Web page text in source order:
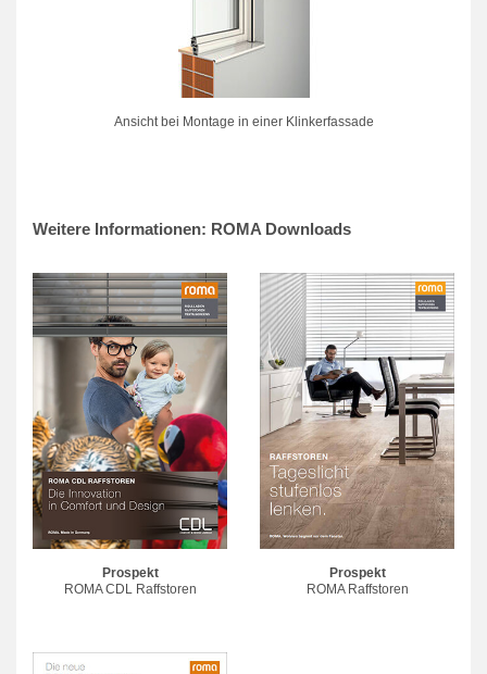
Ansicht bei Montage in einer Klinkerfassade
Weitere Informationen: ROMA Downloads
Prospekt
ROMA CDL Raffstoren
Prospekt
ROMA Raffstoren